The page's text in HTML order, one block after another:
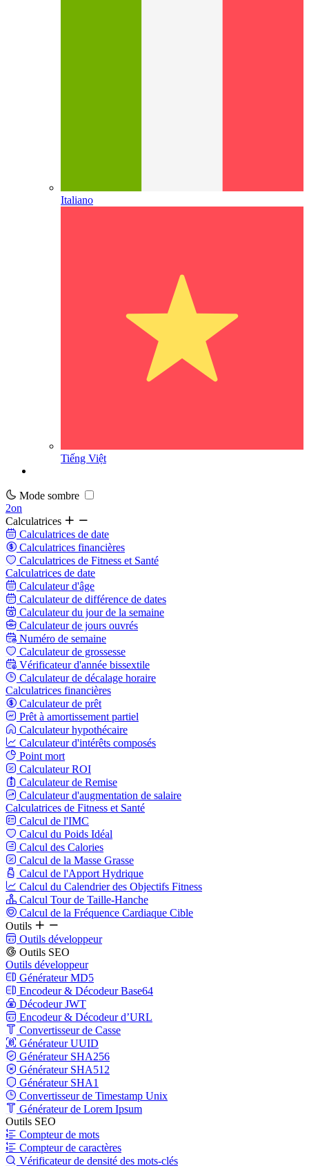
Italiano
Tiếng Việt
Mode sombre
2on
Calculatrices
Calculatrices de date
Calculatrices financières
Calculatrices de Fitness et Santé
Calculatrices de date
Calculateur d'âge
Calculateur de différence de dates
Calculateur du jour de la semaine
Calculateur de jours ouvrés
Numéro de semaine
Calculateur de grossesse
Vérificateur d'année bissextile
Calculateur de décalage horaire
Calculatrices financières
Calculateur de prêt
Prêt à amortissement partiel
Calculateur hypothécaire
Calculateur d'intérêts composés
Point mort
Calculateur ROI
Calculateur de Remise
Calculateur d'augmentation de salaire
Calculatrices de Fitness et Santé
Calcul de l'IMC
Calcul du Poids Idéal
Calcul des Calories
Calcul de la Masse Grasse
Calcul de l'Apport Hydrique
Calcul du Calendrier des Objectifs Fitness
Calcul Tour de Taille-Hanche
Calcul de la Fréquence Cardiaque Cible
Outils
Outils développeur
Outils SEO
Outils développeur
Générateur MD5
Encodeur & Décodeur Base64
Décodeur JWT
Encodeur & Décodeur d’URL
Convertisseur de Casse
Générateur UUID
Générateur SHA256
Générateur SHA512
Générateur SHA1
Convertisseur de Timestamp Unix
Générateur de Lorem Ipsum
Outils SEO
Compteur de mots
Compteur de caractères
Vérificateur de densité des mots-clés